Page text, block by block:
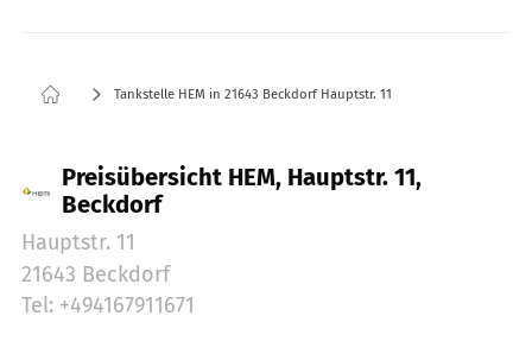
Tankstelle HEM in 21643 Beckdorf Hauptstr. 11
Preisübersicht HEM, Hauptstr. 11,
Beckdorf
Hauptstr. 11
21643 Beckdorf
Tel: +494167911671